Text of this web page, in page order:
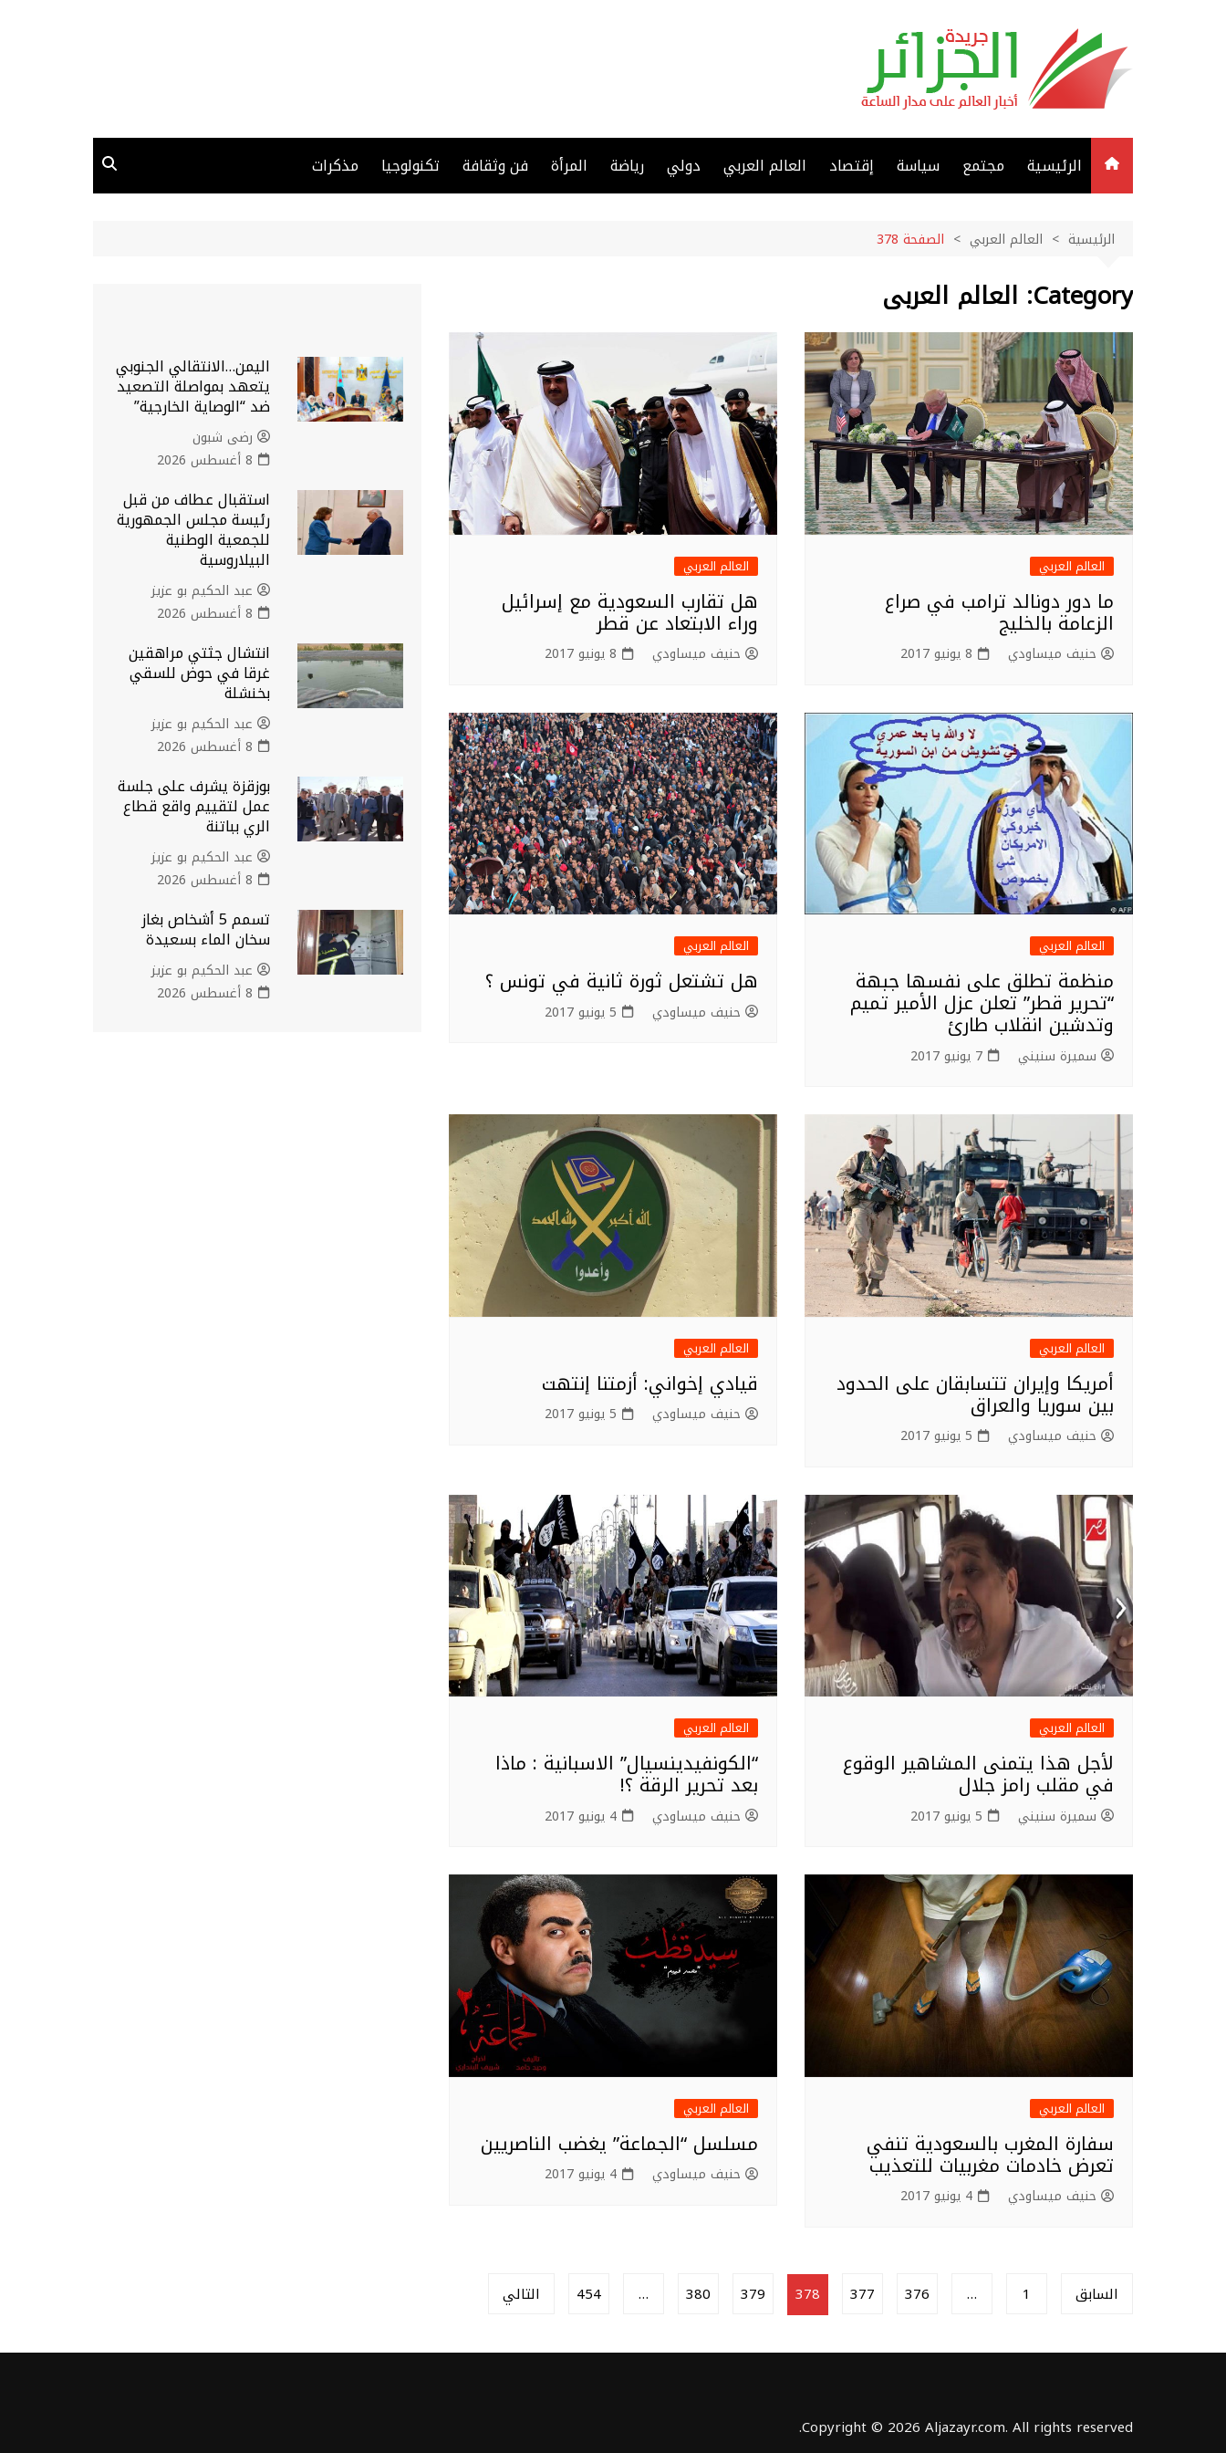
الرئيسية مجتمع سياسة إقتصاد العالم العربي دولي رياضة المرأة فن وثقافة تكنولوجيا مذكرات
الرئيسية العالم العربي الصفحة 378
Category: العالم العربي
العالم العربي
ما دور دونالد ترامب في صراع
الزعامة بالخليج
حنيف ميساودي 8 يونيو 2017
العالم العربي
هل تقارب السعودية مع إسرائيل
وراء الابتعاد عن قطر
حنيف ميساودي 8 يونيو 2017
العالم العربي
منظمة تطلق على نفسها جبهة
“تحرير قطر” تعلن عزل الأمير تميم
وتدشين انقلاب طارئ
سميرة سنيني 7 يونيو 2017
العالم العربي
هل تشتعل ثورة ثانية في تونس ؟
حنيف ميساودي 5 يونيو 2017
العالم العربي
أمريكا وإيران تتسابقان على الحدود
بين سوريا والعراق
حنيف ميساودي 5 يونيو 2017
العالم العربي
قيادي إخواني: أزمتنا إنتهت
حنيف ميساودي 5 يونيو 2017
العالم العربي
لأجل هذا يتمنى المشاهير الوقوع
في مقلب رامز جلال
سميرة سنيني 5 يونيو 2017
العالم العربي
“الكونفيدينسيال” الاسبانية : ماذا
بعد تحرير الرقة ؟!
حنيف ميساودي 4 يونيو 2017
العالم العربي
سفارة المغرب بالسعودية تنفي
تعرض خادمات مغربيات للتعذيب
حنيف ميساودي 4 يونيو 2017
العالم العربي
مسلسل “الجماعة” يغضب الناصريين
حنيف ميساودي 4 يونيو 2017
Posts
السابق 1
…
376
377
378
379
380
…
454 التالي
اليمن…الانتقالي الجنوبي
يتعهد بمواصلة التصعيد
ضد “الوصاية الخارجية”
رضى شبون
8 أغسطس 2026
استقبال عطاف من قبل
رئيسة مجلس الجمهورية
للجمعية الوطنية
البيلاروسية
عبد الحكيم بو عزيز
8 أغسطس 2026
انتشال جثتي مراهقين
غرقا في حوض للسقي
بخنشلة
عبد الحكيم بو عزيز
8 أغسطس 2026
بوزقزة يشرف على جلسة
عمل لتقييم واقع قطاع
الري بباتنة
عبد الحكيم بو عزيز
8 أغسطس 2026
تسمم 5 أشخاص بغاز
سخان الماء بسعيدة
عبد الحكيم بو عزيز
8 أغسطس 2026
Copyright © 2026 Aljazayr.com. All rights reserved.